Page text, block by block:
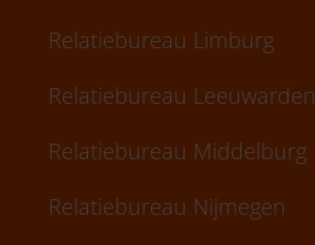
Relatiebureau Limburg
Relatiebureau Leeuwarden
Relatiebureau Middelburg
Relatiebureau Nijmegen